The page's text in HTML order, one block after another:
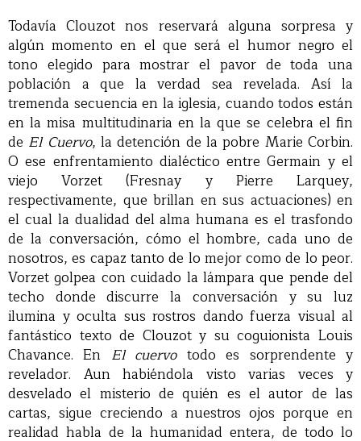
Todavía Clouzot nos reservará alguna sorpresa y
algún momento en el que será el humor negro el
tono elegido para mostrar el pavor de toda una
población a que la verdad sea revelada. Así la
tremenda secuencia en la iglesia, cuando todos están
en la misa multitudinaria en la que se celebra el fin
de El Cuervo, la detención de la pobre Marie Corbin.
O ese enfrentamiento dialéctico entre Germain y el
viejo Vorzet (Fresnay y Pierre Larquey,
respectivamente, que brillan en sus actuaciones) en
el cual la dualidad del alma humana es el trasfondo
de la conversación, cómo el hombre, cada uno de
nosotros, es capaz tanto de lo mejor como de lo peor.
Vorzet golpea con cuidado la lámpara que pende del
techo donde discurre la conversación y su luz
ilumina y oculta sus rostros dando fuerza visual al
fantástico texto de Clouzot y su coguionista Louis
Chavance. En El cuervotodo es sorprendente y
revelador. Aun habiéndola visto varias veces y
desvelado el misterio de quién es el autor de las
cartas, sigue creciendo a nuestros ojos porque en
realidad habla de la humanidad entera, de todo lo